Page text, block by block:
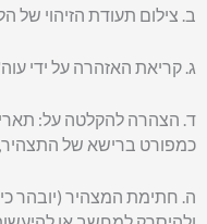
ב. צילום תעודת הזיהוי של
ג. קריאת האזהרה על ידי
ד. הצהרה להקלטה על:
כמפורט ברישא של התצהיר,
ה. חתימת המצהיר (יובהר